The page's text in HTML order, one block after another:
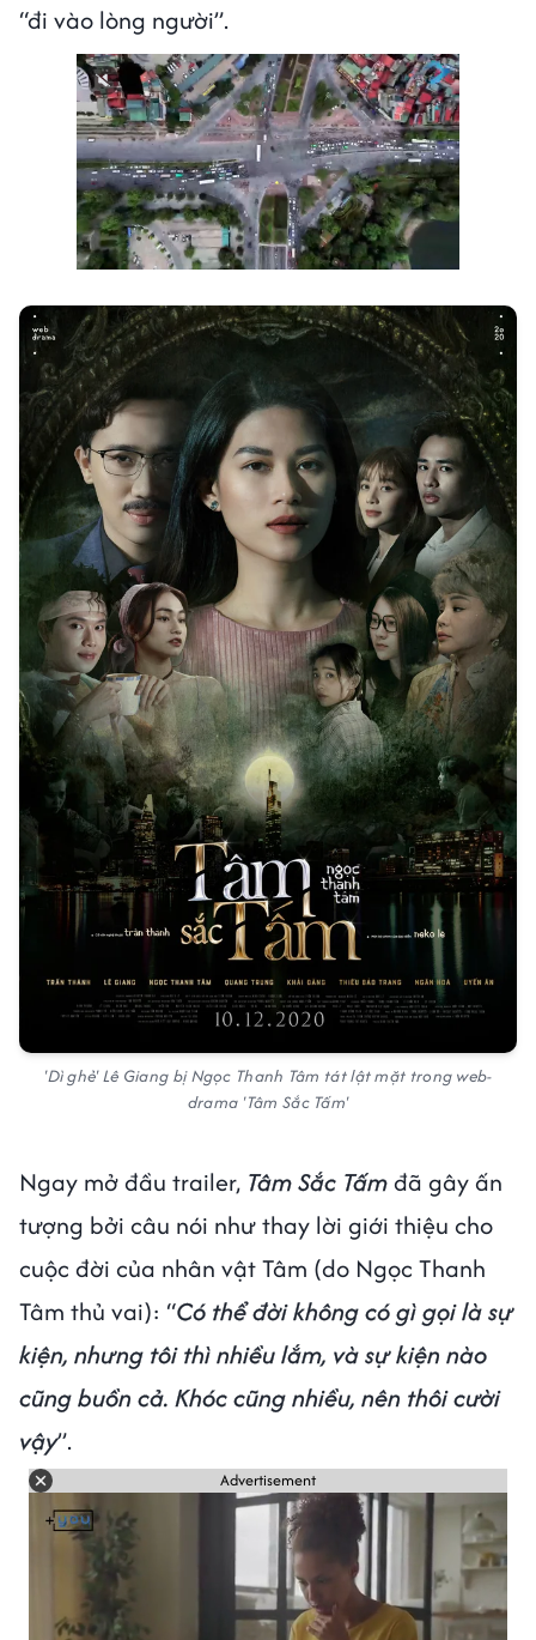
“đi vào lòng người”.
'Dì ghẻ' Lê Giang bị Ngọc Thanh Tâm tát lật mặt trong web-
drama 'Tâm Sắc Tấm'
Ngay mở đầu trailer, Tâm Sắc Tấmđã gây ấn
tượng bởi câu nói như thay lời giới thiệu cho
cuộc đời của nhân vật Tâm (do Ngọc Thanh
Tâm thủ vai): “Có thể đời không có gì gọi là sự
kiện, nhưng tôi thì nhiều lắm, và sự kiện nào
cũng buồn cả. Khóc cũng nhiều, nên thôi cười
vậy”.
Advertisement